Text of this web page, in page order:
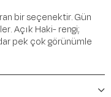
bir seçenektir. Gün
Açık Haki- rengi;
pek çok görünümle